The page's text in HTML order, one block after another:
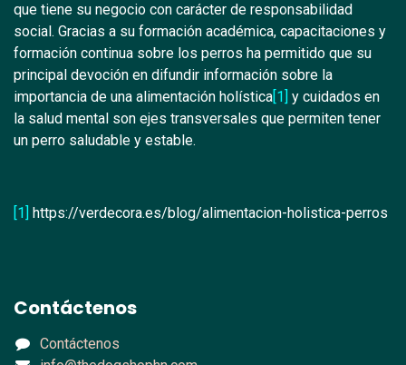
que tiene su negocio con carácter de responsabilidad
social. Gracias a su formación académica, capacitaciones y
formación continua sobre los perros ha permitido que su
principal devoción en difundir información sobre la
importancia de una alimentación holística[1] y cuidados en
la salud mental son ejes transversales que permiten tener
un perro saludable y estable.
[1] https://verdecora.es/blog/alimentacion-holistica-perros
Contáctenos
Contáctenos